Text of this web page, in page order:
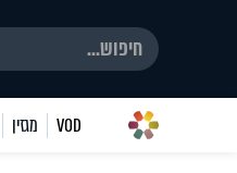
VOD מגזין